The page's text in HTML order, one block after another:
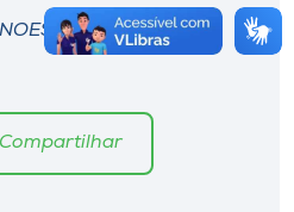
R/2015
Compartilhar